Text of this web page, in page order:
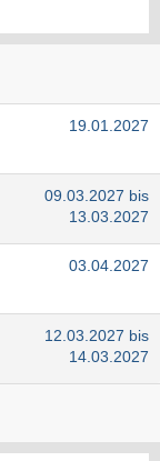
19.01.2027
09.03.2027 bis
13.03.2027
03.04.2027
12.03.2027 bis
14.03.2027